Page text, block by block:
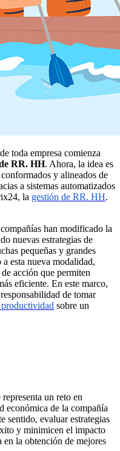
toda empresa comienza
RR. HH. Ahora, la idea es
y alineados de
a sistemas automatizados
la gestión de RR. HH.
han modificado la
nuevas estrategias de
pequeñas y grandes
esta nueva modalidad,
acción que permiten
eficiente. En este marco,
de tomar
sobre un
representa un reto en
económica de la compañía
sentido, evaluar estrategias
y minimicen el impacto
en la obtención de mejores